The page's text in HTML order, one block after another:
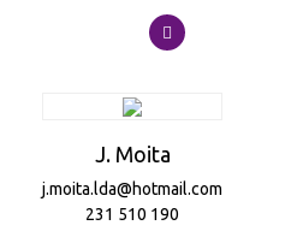
J. Moita
j.moita.lda@hotmail.com
231 510 190